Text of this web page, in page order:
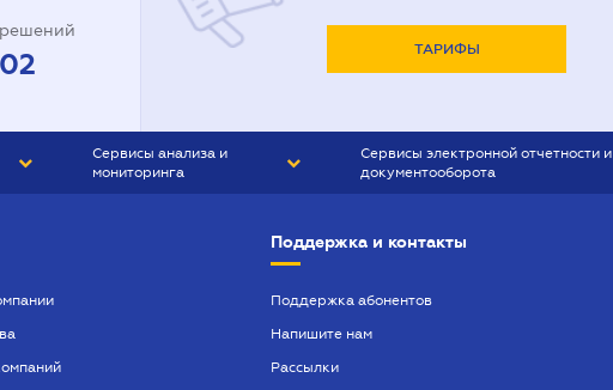
ТАРИФЫ
Сервисы анализа и
мониторинга
Сервисы электронной отчетности и
документооборота
Поддержка и контакты
Поддержка абонентов
Напишите нам
Рассылки